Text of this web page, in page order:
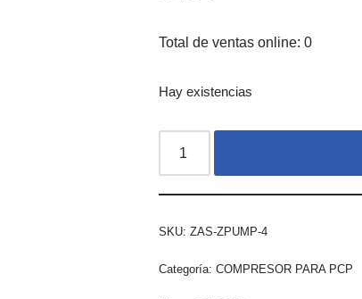
Total de ventas online: 0
Hay existencias
SKU: ZAS-ZPUMP-4
Categoría: COMPRESOR PARA PCP